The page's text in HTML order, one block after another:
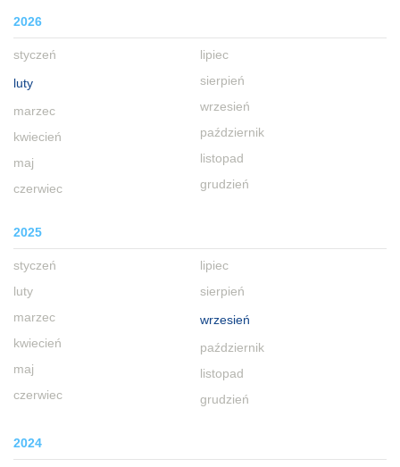
2026
styczeń
luty
marzec
kwiecień
maj
czerwiec
lipiec
sierpień
wrzesień
październik
listopad
grudzień
2025
styczeń
luty
marzec
kwiecień
maj
czerwiec
lipiec
sierpień
wrzesień
październik
listopad
grudzień
2024